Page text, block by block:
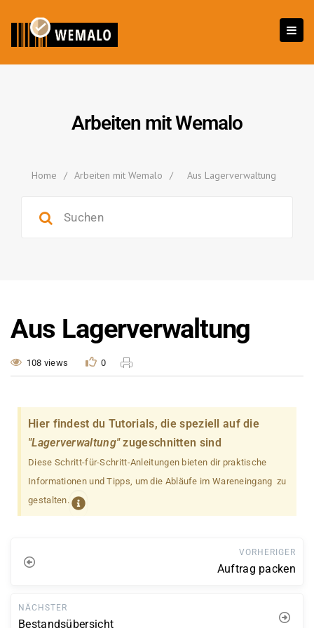
Arbeiten mit Wemalo
Home / Arbeiten mit Wemalo / Aus Lagerverwaltung
Aus Lagerverwaltung
108 views 0
Hier findest du Tutorials, die speziell auf die
"Lagerverwaltung"zugeschnitten sind
Diese Schritt-für-Schritt-Anleitungen bieten dir praktische
Informationen und Tipps, um die Abläufe im Wareneingang zu
gestalten.
VORHERIGER
Auftrag packen
NÄCHSTER
Bestandsübersicht